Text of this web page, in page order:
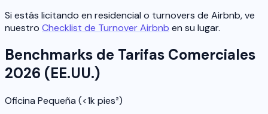
Si estás licitando en residencial o turnovers de Airbnb, ve
nuestro Checklist de Turnover Airbnb en su lugar.
Benchmarks de Tarifas Comerciales
2026 (EE.UU.)
Oficina Pequeña (<1k pies²)